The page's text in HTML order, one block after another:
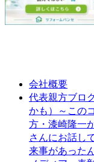
会社概要
代表親方ブロ
かも）～この
方・漆崎隆一
さんにお話し
来事があった